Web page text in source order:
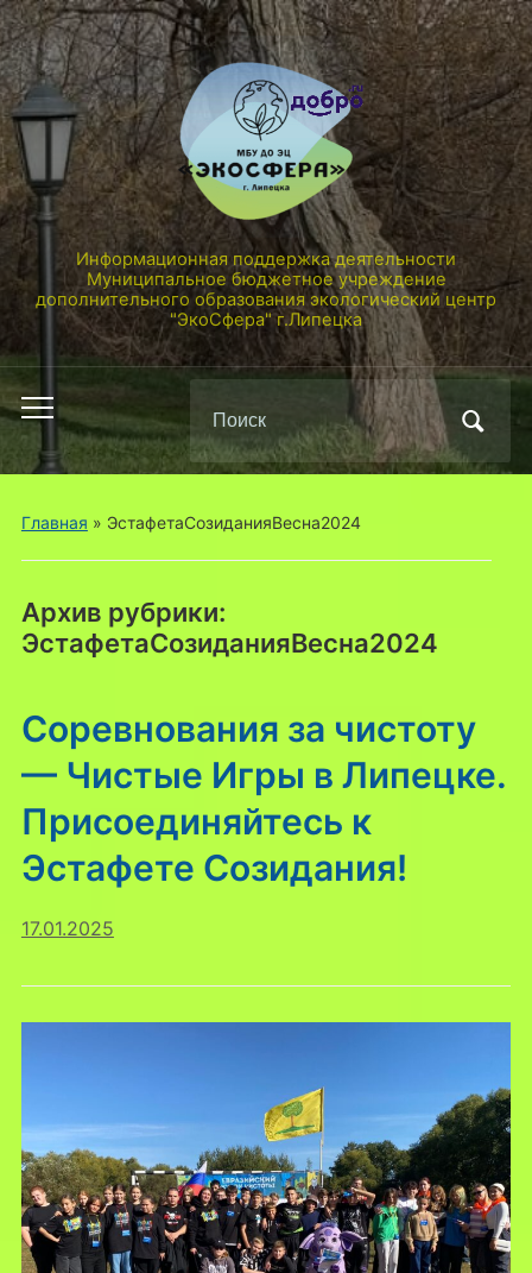
Информационная поддержка деятельности
Муниципальное бюджетное учреждение
дополнительного образования экологический центр
"ЭкоСфера" г.Липецка
Переключить
мобильное
меню
по:
Главная » ЭстафетаСозиданияВесна2024
Архив рубрики:
ЭстафетаСозиданияВесна2024
Соревнования за чистоту
— Чистые Игры в Липецке.
Присоединяйтесь к
Эстафете Созидания!
17.01.2025